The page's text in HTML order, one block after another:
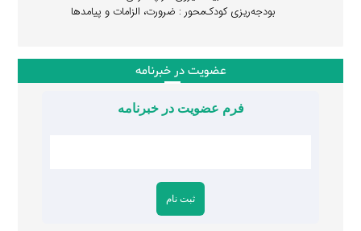
بودجه‌ریزی کودک‌محور : ضرورت، الزامات و پیامدها
عضویت در خبرنامه
فرم عضویت در خبرنامه